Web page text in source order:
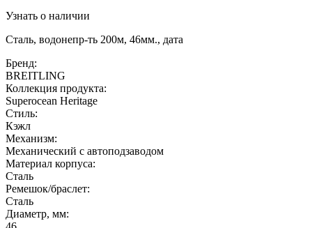
Узнать о наличии
Сталь, водонепр-ть 200м, 46мм., дата
Бренд:
BREITLING
Коллекция продукта:
Superocean Heritage
Стиль:
Кэжл
Механизм:
Механический с автоподзаводом
Материал корпуса:
Сталь
Ремешок/браслет:
Сталь
Диаметр, мм: